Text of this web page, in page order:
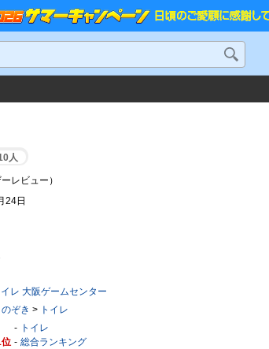
人
レビュー）
24日
レ 大阪ゲームセンター
のぞき > トイレ
トイレ
総合ランキング